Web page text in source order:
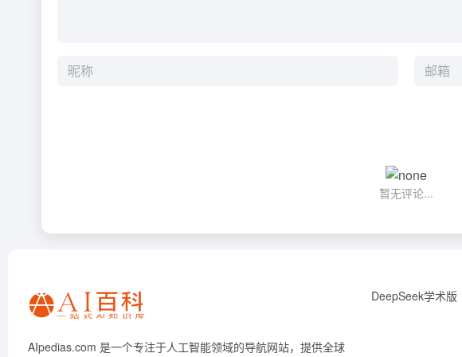
暂无评论...
AIpedias.com 是一个专注于人工智能领域的导航网站，提供全球
DeepSeek学术版